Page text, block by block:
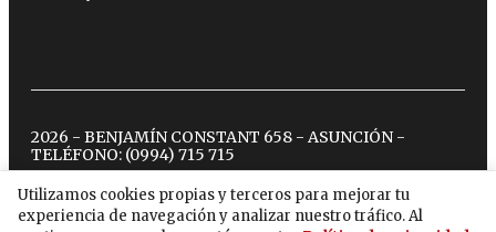
Utilizamos cookies propias y terceros para mejorar tu
experiencia de navegación y analizar nuestro tráfico. Al
2026 - BENJAMÍN CONSTANT 658 - ASUNCIÓN -
TELÉFONO: (0994) 715 715